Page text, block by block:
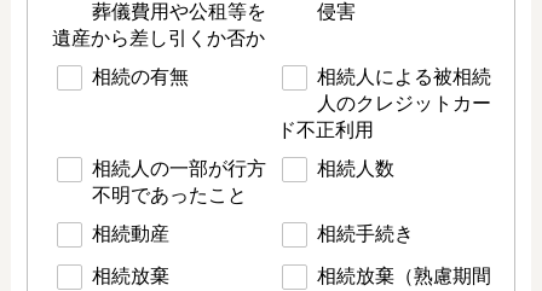
葬儀費用や公租等を
遺産から差し引くか否か
侵害
相続の有無
相続人による被相続
人のクレジットカー
ド不正利用
相続人の一部が行方
不明であったこと
相続人数
相続動産 相続手続き
相続放棄
相続放棄（熟慮期間